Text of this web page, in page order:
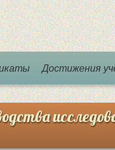
Достижения